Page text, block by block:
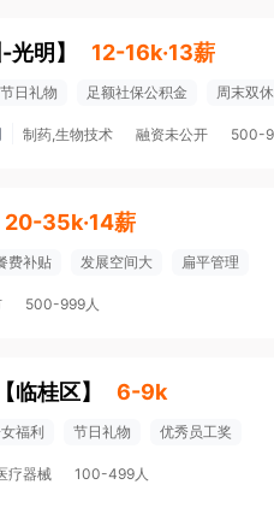
光明 】 12-16k·13薪
节日礼物 足额社保公积金 周末双休
制药,生物技术 融资未公开 500-
20-35k·14薪
费补贴 发展空间大 扁平管理
500-999人
【临桂区】 6-9k
福利 节日礼物 优秀员工奖
疗器械 100-499人